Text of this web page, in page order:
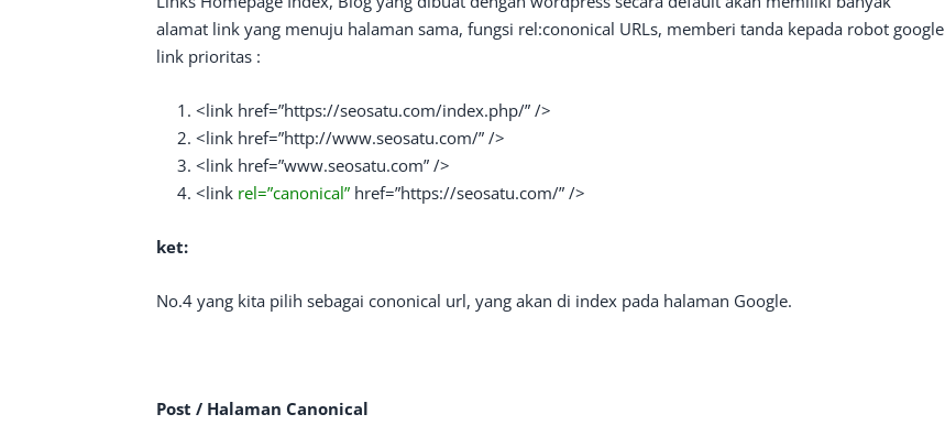
alamat link yang menuju halaman sama, fungsi rel:cononical URLs, memberi tanda kepada robot google
link prioritas :
<link href=”https://seosatu.com/index.php/” />
<link href=”http://www.seosatu.com/” />
<link href=”www.seosatu.com” />
<link rel=”canonical” href=”https://seosatu.com/” />
ket:
No.4 yang kita pilih sebagai cononical url, yang akan di index pada halaman Google.
Post / Halaman Canonical